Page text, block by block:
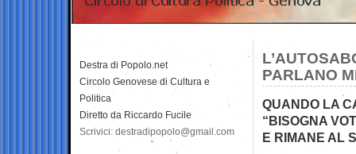
PARLANO
QUANDO LA
“BISOGNA
E RIMANE AL
Destra di Popolo.net
Circolo Genovese di Cultura e
Politica
Diretto da Riccardo Fucile
Scrivici: destradipopolo@gmail.com